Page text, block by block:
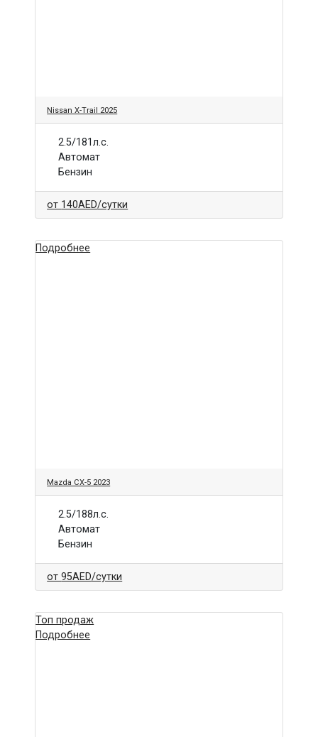
Nissan X-Trail 2025
2.5/181л.с.
Автомат
Бензин
от 140AED/сутки
Подробнее
Mazda CX-5 2023
2.5/188л.с.
Автомат
Бензин
от95AED/сутки
Топ продаж
Подробнее